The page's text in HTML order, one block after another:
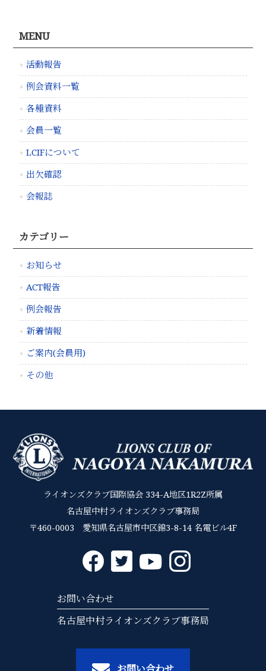
MENU
活動報告
例会資料一覧
各種資料
会員一覧
LCIFについて
出欠確認
会報誌
カテゴリー
お知らせ
ACT報告
例会報告
新着情報
ご案内(会員用)
その他
ライオンズクラブ国際協会 334-A地区1R2Z所属
名古屋中村ライオンズクラブ事務局
〒460-0003 愛知県名古屋市中区錦3-8-14 名電ビル4F
お問い合わせ
名古屋中村ライオンズクラブ事務局